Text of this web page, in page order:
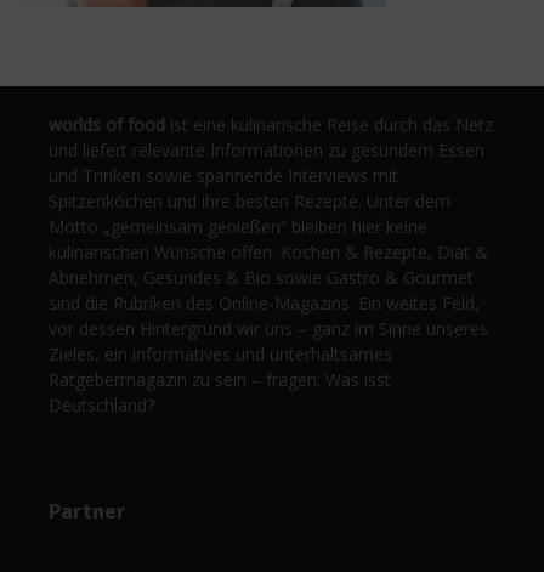
worlds of food ist eine kulinarische Reise durch das Netz
und liefert relevante Informationen zu gesundem Essen
und Trinken sowie spannende Interviews mit
Spitzenköchen und ihre besten Rezepte. Unter dem
Motto „gemeinsam genießen“ bleiben hier keine
kulinarischen Wünsche offen. Kochen & Rezepte, Diät &
Abnehmen, Gesundes & Bio sowie Gastro & Gourmet
sind die Rubriken des Online-Magazins. Ein weites Feld,
vor dessen Hintergrund wir uns – ganz im Sinne unseres
Zieles, ein informatives und unterhaltsames
Ratgebermagazin zu sein – fragen: Was isst
Deutschland?
Partner